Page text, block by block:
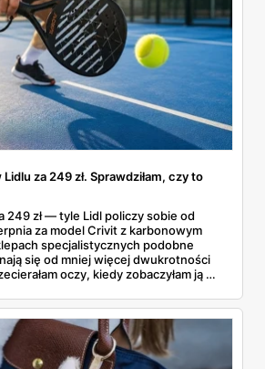
za 249 zł. Sprawdziłam, czy to
249 zł — tyle Lidl policzy sobie od
za model Crivit z karbonowym
specjalistycznych podobne
się od mniej więcej dwukrotności
oczy, kiedy zobaczyłam ją w
sport w Polsce: kortów przybywa
jeszcze szybciej. Sprawdziłam, co
za te pieniądze i komu taka rakieta